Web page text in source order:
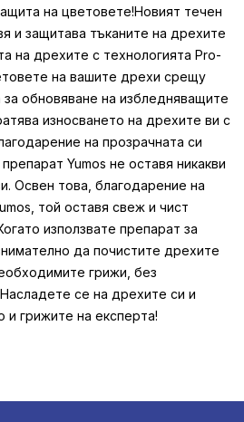
на цветовете!Новият течен
и защитава тъканите на дрехите
на дрехите с технологията Pro-
на вашите дрехи срещу
обновяване на избледняващите
износването на дрехите ви с
на прозрачната си
Yumos не оставя никакви
Освен това, благодарение на
той оставя свеж и чист
използвате препарат за
да почистите дрехите
грижи, без
се на дрехите си и
и грижите на експерта!